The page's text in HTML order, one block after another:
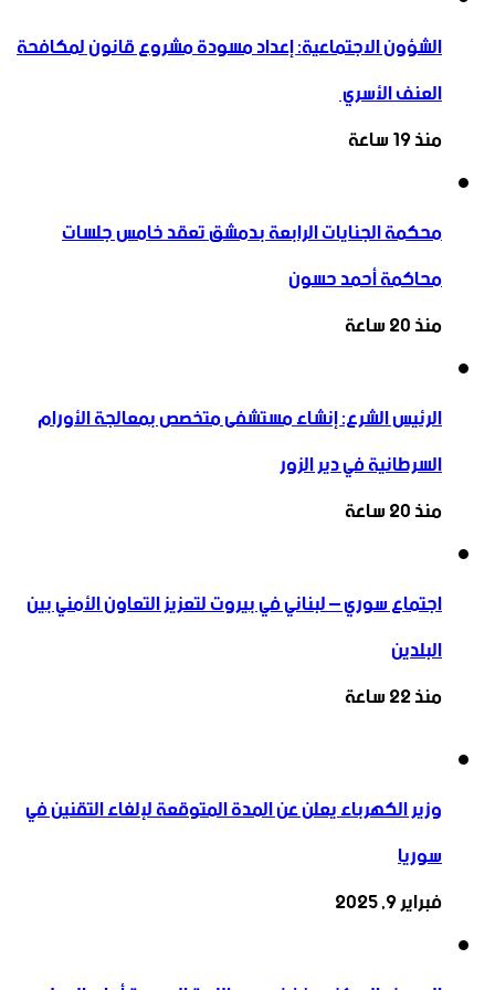
الشؤون الاجتماعية: إعداد مسودة مشروع قانون لمكافحة
العنف الأسري ‏
منذ 19 ساعة
محكمة الجنايات الرابعة بدمشق تعقد خامس جلسات
محاكمة أحمد حسون
منذ 20 ساعة
الرئيس الشرع: إنشاء ‌‏مستشفى متخصص بمعالجة الأورام
السرطانية في دير الزور
منذ 20 ساعة
اجتماع سوري – لبناني في بيروت لتعزيز التعاون ‏الأمني ‏بين
البلدين
منذ 22 ساعة
وزير الكهرباء يعلن عن المدة المتوقعة لإلغاء التقنين في
سوريا
فبراير 9, 2025